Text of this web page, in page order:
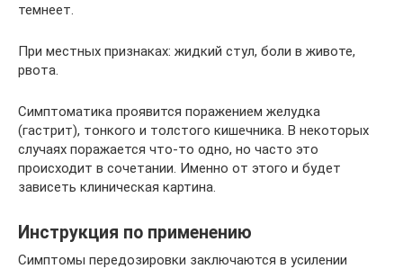
темнеет.
При местных признаках: жидкий стул, боли в животе,
рвота.
Симптоматика проявится поражением желудка
(гастрит), тонкого и толстого кишечника. В некоторых
случаях поражается что-то одно, но часто это
происходит в сочетании. Именно от этого и будет
зависеть клиническая картина.
Инструкция по применению
Симптомы передозировки заключаются в усилении